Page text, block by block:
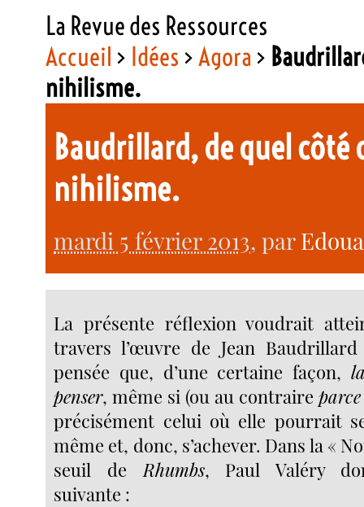
La Revue des Ressources
Accueil > Idées >Agora >
nihilisme.
Baudrillard, de quel
nihilisme.
mardi 5 février 2013, par
La présente réflexion voudrait
travers l’œuvre de Jean
pensée que, d’une certaine façon,
penser, même si (ou au contraire
précisément celui où elle pourrait
même et, donc, s’achever. Dans la «
seuil de Rhumbs, Paul Valéry
suivante :